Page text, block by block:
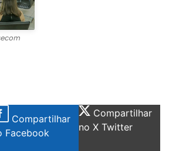
Compartilhar
Facebook
Compartilhar
no X Twitter